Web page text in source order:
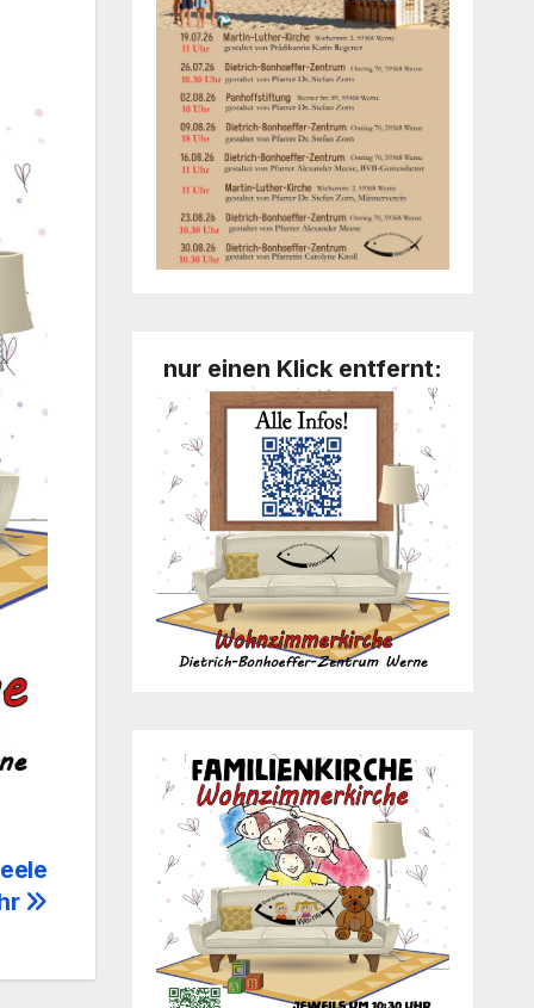
nur einen Klick entfernt: